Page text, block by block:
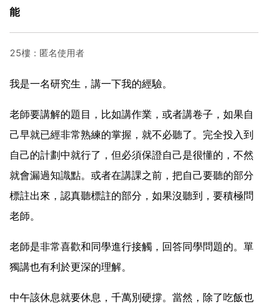
能
25樓：匿名使用者
我是一名研究生，講一下我的經驗。
老師要講解的題目，比如講作業，或者講卷子，如果自
己早就已經非常熟練的掌握，就不必聽了。完全投入到
自己的計劃中就行了，但必須保證自己是很懂的，不然
就會漏過知識點。或者在講課之前，把自己要聽的部分
標註出來，認真聽標註的部分，如果沒聽到，要積極問
老師。
老師是非常喜歡和同學進行接觸，回答同學問題的。單
獨講也有利於更深的理解。
中午該休息就要休息，千萬別硬撐。當然，除了吃飯也